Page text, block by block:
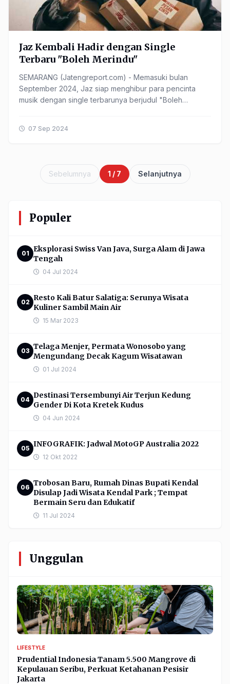
Jaz Kembali Hadir dengan Single
Terbaru "Boleh Merindu"
SEMARANG (Jatengreport.com) - Memasuki bulan
September 2024, Jaz siap menghibur para pencinta
musik dengan single terbarunya berjudul "Boleh
07 Sep 2024
Sebelumnya 1 / 7 Selanjutnya
Populer
01 Eksplorasi Swiss Van Java, Surga Alam di Jawa
Tengah
04 Jul 2024
02 Resto Kali Batur Salatiga: Serunya Wisata
Kuliner Sambil Main Air
15 Mar 2023
03 Telaga Menjer, Permata Wonosobo yang
Mengundang Decak Kagum Wisatawan
01 Jul 2024
04 Destinasi Tersembunyi Air Terjun Kedung
Gender Di Kota Kretek Kudus
04 Jun 2024
05 INFOGRAFIK: Jadwal MotoGP Australia 2022
12 Okt 2022
06 Trobosan Baru, Rumah Dinas Bupati Kendal
Disulap Jadi Wisata Kendal Park ; Tempat
Bermain Seru dan Edukatif
11 Jul 2024
Unggulan
LIFESTYLE
Prudential Indonesia Tanam 5.500 Mangrove di
Kepulauan Seribu, Perkuat Ketahanan Pesisir
Jakarta